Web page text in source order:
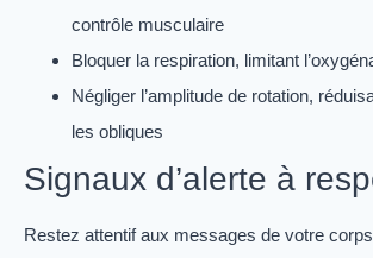
contrôle musculaire
Bloquer la respiration, limitant
Négliger l’amplitude de rotation,
les obliques
Signaux d’alerte à
Restez attentif aux messages de votre